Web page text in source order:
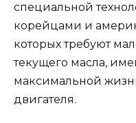
специальной
корейцами и
которых требуют
текущего масла,
максимальной
двигателя.